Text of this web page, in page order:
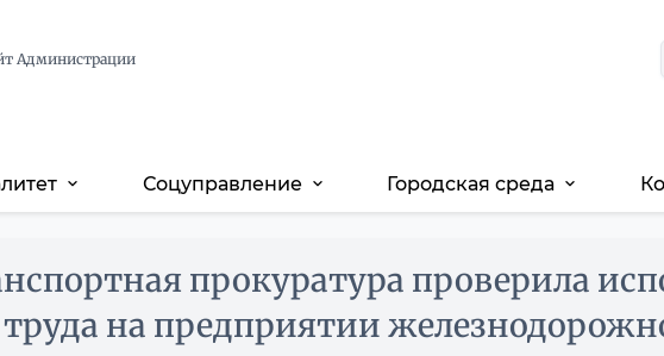
Администрации
expand_more Соцуправление expand_more Городская среда expand_more
прокуратура проверила
на предприятии